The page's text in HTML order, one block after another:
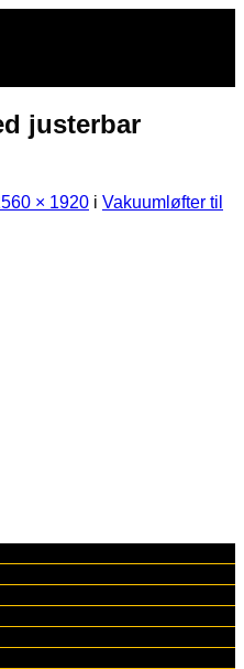
justerbar
× 1920 i Vakuumløfter til